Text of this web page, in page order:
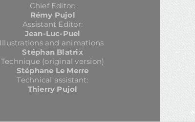
Chief Editor:
Rémy Pujol
Assistant Editor:
Jean-Luc-Puel
Illustrations and animations
Stéphan Blatrix
Technique (original version)
Stéphane Le Merre
Technical assistant:
Thierry Pujol